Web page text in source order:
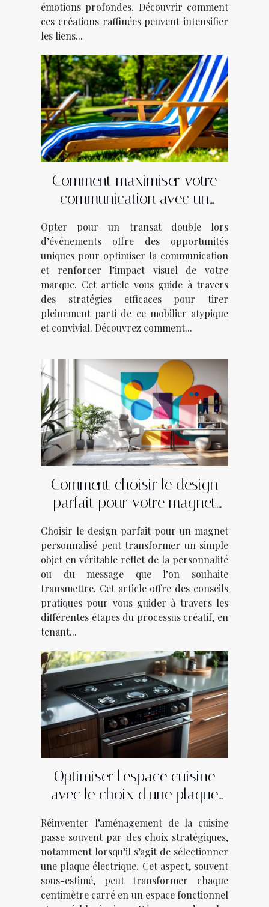
émotions profondes. Découvrir comment
ces créations raffinées peuvent intensifier
les liens...
Comment maximiser votre
communication avec un
d’événements ?
Opter pour un transat double lors
d’événements offre des opportunités
uniques pour optimiser la communication
et renforcer l’impact visuel de votre
marque. Cet article vous guide à travers
des stratégies efficaces pour tirer
pleinement parti de ce mobilier atypique
et convivial. Découvrez comment...
Comment choisir le design
parfait pour votre magnet
Choisir le design parfait pour un magnet
personnalisé peut transformer un simple
objet en véritable reflet de la personnalité
ou du message que l’on souhaite
transmettre. Cet article offre des conseils
pratiques pour vous guider à travers les
différentes étapes du processus créatif, en
tenant...
Optimiser l'espace cuisine
avec le choix d'une plaque
Réinventer l’aménagement de la cuisine
passe souvent par des choix stratégiques,
notamment lorsqu’il s’agit de sélectionner
une plaque électrique. Cet aspect, souvent
sous-estimé, peut transformer chaque
centimètre carré en un espace fonctionnel